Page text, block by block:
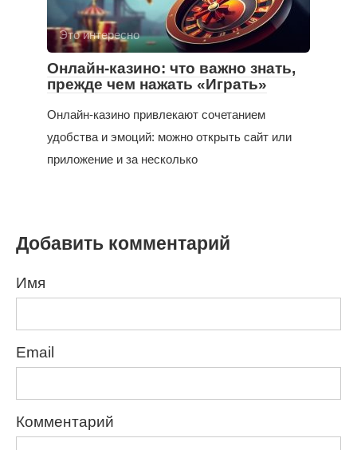
Это интересно
Онлайн-казино: что важно знать,
прежде чем нажать «Играть»
Онлайн-казино привлекают сочетанием
удобства и эмоций: можно открыть сайт или
приложение и за несколько
Добавить комментарий
Имя
Email
Комментарий